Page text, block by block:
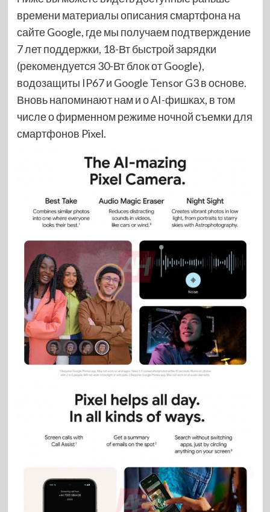
времени материалы описания смартфона на
сайте Google, где мы получаем подтверждение
7 лет поддержки, 18-Вт быстрой зарядки
(рекомендуется 30-Вт блок от Google),
водозащиты IP67 и Google Tensor G3 в основе.
Вновь напоминают нам и о AI-фишках, в том
числе о фирменном режиме ночной съемки для
смартфонов Pixel.